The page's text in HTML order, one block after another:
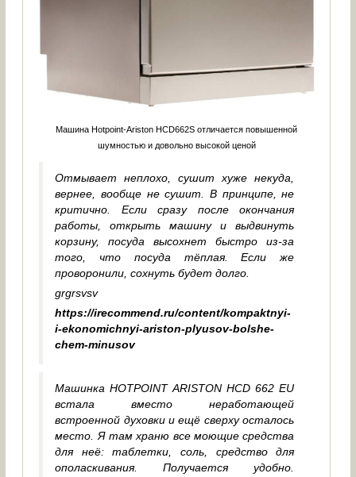
Машина Hotpoint-Ariston HCD662S отличается повышенной
шумностью и довольно высокой ценой
Отмывает неплохо, сушит хуже некуда,
вернее, вообще не сушит. В принципе, не
критично. Если сразу после окончания
работы, открыть машину и выдвинуть
корзину, посуда высохнет быстро из-за
того, что посуда тёплая. Если же
проворонили, сохнуть будет долго.
grgrsvsv
https://irecommend.ru/content/kompaktnyi-
i-ekonomichnyi-ariston-plyusov-bolshe-
chem-minusov
Машинка HOTPOINT ARISTON HCD 662 EU
встала вместо неработающей
встроенной духовки и ещё сверху осталось
место. Я там храню все моющие средства
для неё: таблетки, соль, средство для
ополаскивания. Получается удобно.